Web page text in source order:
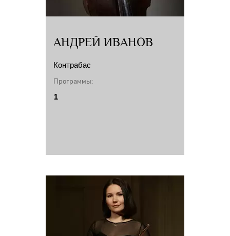
АНДРЕЙ ИВАНОВ
Контрабас
Программы:
1